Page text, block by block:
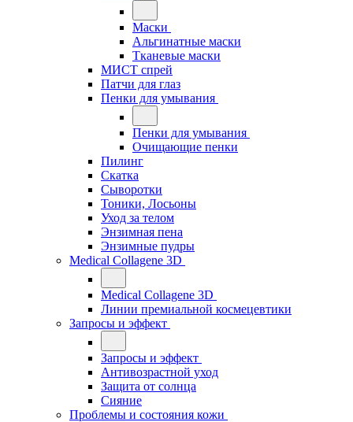
Маски
Альгинатные маски
Тканевые маски
МИСТ спрей
Патчи для глаз
Пенки для умывания
Пенки для умывания
Очищающие пенки
Пилинг
Скатка
Сыворотки
Тоники, Лосьоны
Уход за телом
Энзимная пена
Энзимные пудры
Medical Collagene 3D
Medical Collagene 3D
Линии премиальной космецевтики
Запросы и эффект
Запросы и эффект
Антивозрастной уход
Защита от солнца
Сияние
Проблемы и состояния кожи